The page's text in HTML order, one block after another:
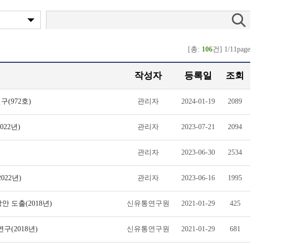
[총: 106건] 1/11page
작성자 등록일 조회
(972호) 관리자 2024-01-19 2089
년) 관리자 2023-07-21 2094
관리자 2023-06-30 2534
년) 관리자 2023-06-16 1995
도출(2018년) 신유통연구원 2021-01-29 425
구(2018년) 신유통연구원 2021-01-29 681